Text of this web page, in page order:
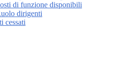
di funzione disponibili
dirigenti
cessati